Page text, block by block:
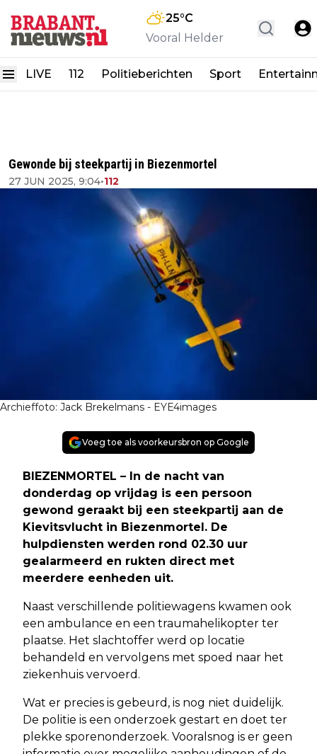
25°C
Vooral Helder
LIVE 112 Politieberichten Sport
Gewonde bij steekpartij in Biezenmortel
27 JUN 2025, 9:04•112
Archieffoto: Jack Brekelmans - EYE4images
Voeg toe als voorkeursbron op Google
BIEZENMORTEL – In de nacht van
donderdag op vrijdag is een persoon
gewond geraakt bij een steekpartij aan de
Kievitsvlucht in Biezenmortel. De
hulpdiensten werden rond 02.30 uur
gealarmeerd en rukten direct met
meerdere eenheden uit.
Naast verschillende politiewagens kwamen ook
een ambulance en een traumahelikopter ter
plaatse. Het slachtoffer werd op locatie
behandeld en vervolgens met spoed naar het
ziekenhuis vervoerd.
Wat er precies is gebeurd, is nog niet duidelijk.
De politie is een onderzoek gestart en doet ter
plekke sporenonderzoek. Vooralsnog is er geen